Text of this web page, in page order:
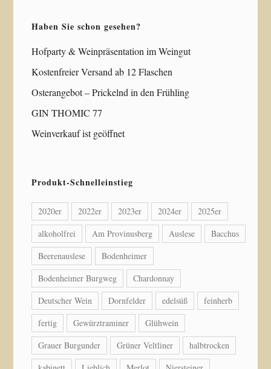
Haben Sie schon gesehen?
Hofparty & Weinpräsentation im Weingut
Kostenfreier Versand ab 12 Flaschen
Osterangebot – Prickelnd in den Frühling
GIN THOMIC 77
Weinverkauf ist geöffnet
Produkt-Schnelleinstieg
2020er 2022er 2023er 2024er
2025er
alkoholfrei
Am Provinusberg Auslese
Bacchus
Beerenauslese
Bodenheimer
Bodenheimer Burgweg
Chardonnay
Deutscher Wein
Dornfelder edelsüß
feinherb
fertig
Gewürztraminer
Glühwein
Grauer Burgunder
Grüner Veltliner
halbtrocken